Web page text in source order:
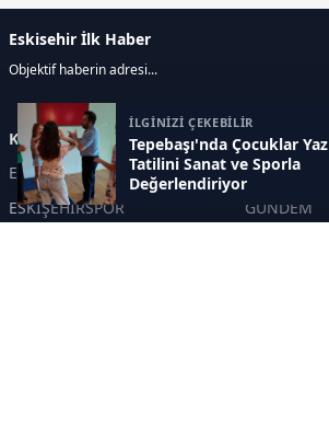
İLGİNİZİ ÇEKEBİLİR
Tepebaşı'nda Çocuklar Yaz
Tatilini Sanat ve Sporla
Değerlendiriyor
Eskisehir İlk Haber
Objektif haberin adresi...
Kategoriler
ESKİŞEHİR
GENEL
ESKİŞEHİRSPOR
GÜNDEM